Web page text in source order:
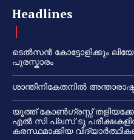
Headlines
ടെൽസൻ കോട്ടോളിക്കും
പുരസ്കാരം
ശാന്തിനികേതനിൽ
യൂത്ത് കോൺഗ്രസ്സ്
എൽ സി പ്ലസ് ടു
കരസ്ഥമാക്കിയ